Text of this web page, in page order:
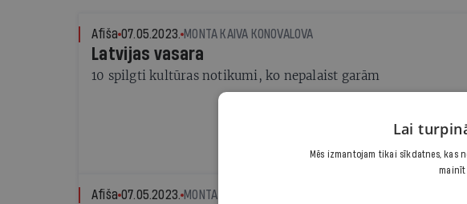
Afiša 07.05.2023. MONTA KAIVA KONOVALOVA
Latvijas vasara
10 spilgti kultūras notikumi, ko nepalaist garām
Afiša 07.05.2023. MONTA KAIVA KONOVALOVA
Lai
Mēs izmantojam tikai sīkdatnes, kas
mainīt